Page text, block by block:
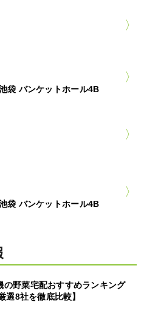
袋 バンケットホール4B
袋 バンケットホール4B
の野菜宅配おすすめランキング
選8社を徹底比較】